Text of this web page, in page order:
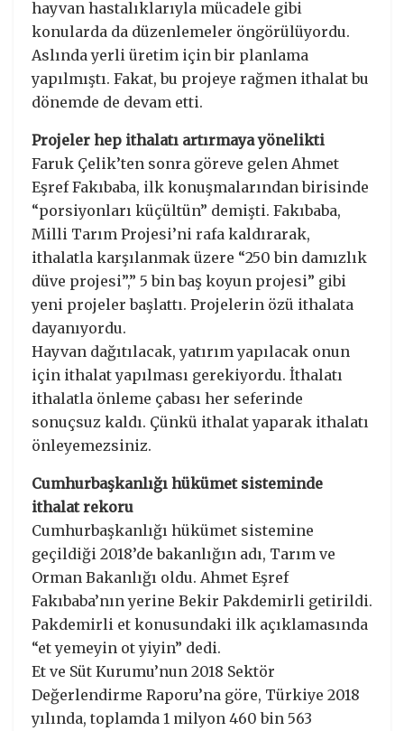
hayvan hastalıklarıyla mücadele gibi
konularda da düzenlemeler öngörülüyordu.
Aslında yerli üretim için bir planlama
yapılmıştı. Fakat, bu projeye rağmen ithalat bu
dönemde de devam etti.
Projeler hep ithalatı artırmaya yönelikti
Faruk Çelik’ten sonra göreve gelen Ahmet
Eşref Fakıbaba, ilk konuşmalarından birisinde
“porsiyonları küçültün” demişti. Fakıbaba,
Milli Tarım Projesi’ni rafa kaldırarak,
ithalatla karşılanmak üzere “250 bin damızlık
düve projesi”,” 5 bin baş koyun projesi” gibi
yeni projeler başlattı. Projelerin özü ithalata
dayanıyordu.
Hayvan dağıtılacak, yatırım yapılacak onun
için ithalat yapılması gerekiyordu. İthalatı
ithalatla önleme çabası her seferinde
sonuçsuz kaldı. Çünkü ithalat yaparak ithalatı
önleyemezsiniz.
Cumhurbaşkanlığı hükümet sisteminde
ithalat rekoru
Cumhurbaşkanlığı hükümet sistemine
geçildiği 2018’de bakanlığın adı, Tarım ve
Orman Bakanlığı oldu. Ahmet Eşref
Fakıbaba’nın yerine Bekir Pakdemirli getirildi.
Pakdemirli et konusundaki ilk açıklamasında
“et yemeyin ot yiyin” dedi.
Et ve Süt Kurumu’nun 2018 Sektör
Değerlendirme Raporu’na göre, Türkiye 2018
yılında, toplamda 1 milyon 460 bin 563